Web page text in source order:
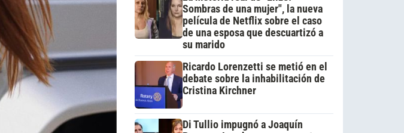
Sombras de una mujer", la nueva
película de Netflix sobre el caso
de una esposa que descuartizó a
su marido
Ricardo Lorenzetti se metió en el
debate sobre la inhabilitación de
Cristina Kirchner
Di Tullio impugnó a Joaquín